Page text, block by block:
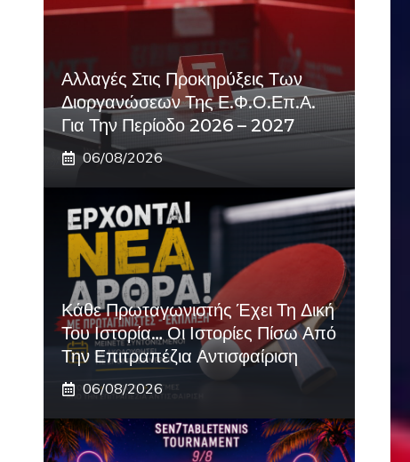
Αλλαγές Στις Προκηρύξεις Των
Διοργανώσεων Της Ε.Φ.Ο.Επ.Α.
Για Την Περίοδο 2026 – 2027
06/08/2026
Κάθε Πρωταγωνιστής Έχει Τη Δική
Του Ιστορία… Οι Ιστορίες Πίσω Από
Την Επιτραπέζια Αντισφαίριση
06/08/2026